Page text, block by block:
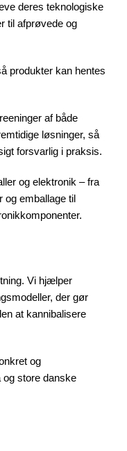
deres teknologiske
til afprøvede og
produkter kan hentes
af både
løsninger, så
forsvarlig i praksis.
og elektronik – fra
og emballage til
Vi hjælper
der gør
at kannibalisere
og
og store danske